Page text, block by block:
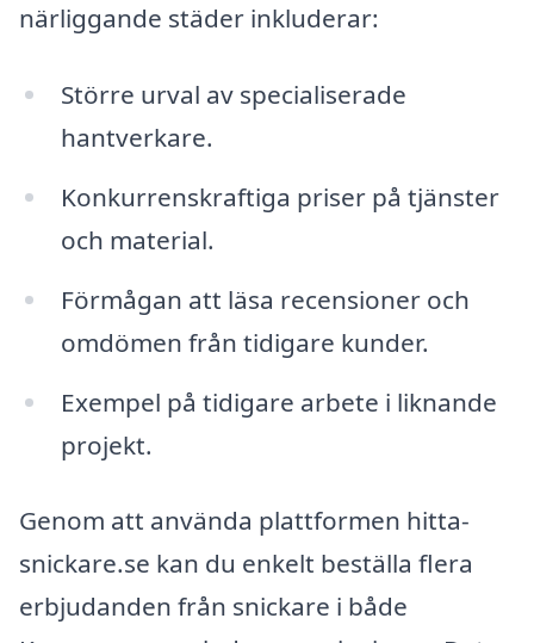
närliggande städer inkluderar:
Större urval av specialiserade
hantverkare.
Konkurrenskraftiga priser på tjänster
och material.
Förmågan att läsa recensioner och
omdömen från tidigare kunder.
Exempel på tidigare arbete i liknande
projekt.
Genom att använda plattformen hitta-
snickare.se kan du enkelt beställa flera
erbjudanden från snickare i både